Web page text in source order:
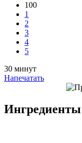
100
1
2
3
4
5
30 минут
Напечатать
Ингредиенты